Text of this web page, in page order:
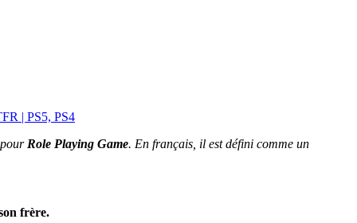
pourRole Playing Game. En français, il est défini comme un
frère.